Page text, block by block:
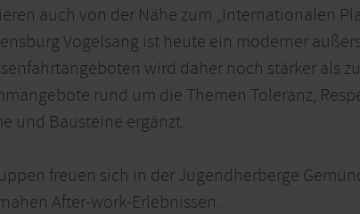
auch von der Nähe zum „Internationalen
Vogelsang ist heute ein moderner
wird daher noch stärker als
rund um die Themen Toleranz,
und Bausteine ergänzt.
freuen sich in der Jugendherberge
After-work-Erlebnissen.